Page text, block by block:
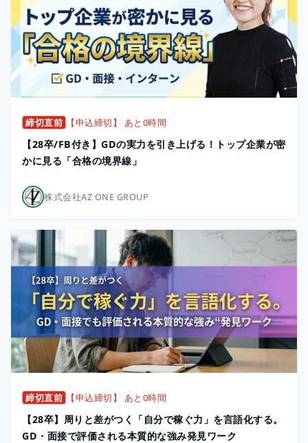
締切直前 【申込締切】 あと0時間
【28卒/FB付き】GDの実力を引き上げる！トップ企業が密
かに見る「合格の境界線」
株式会社AZ ONE GROUP
締切直前 【申込締切】 あと0時間
【28卒】周りと差がつく「自分で稼ぐ力」を言語化する。
GD・面接で評価される本質的な強み発見ワーク